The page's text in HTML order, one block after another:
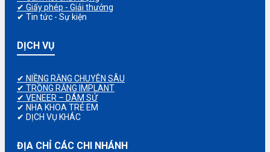
✔ Giấy phép - Giải thưởng
✔ Tin tức - Sự kiện
DỊCH VỤ
✔ NIỀNG RĂNG CHUYÊN SÂU
✔ TRỒNG RĂNG IMPLANT
✔ VENEER – DÁM SỨ
✔ NHA KHOA TRẺ EM
✔ DỊCH VỤ KHÁC
ĐỊA CHỈ CÁC CHI NHÁNH